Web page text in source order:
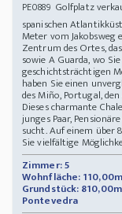
PE0889Golfplatz
spanischen
Meter vom
Zentrum des Ortes,
sowie A Guarda, wo
geschichtsträchtigen
haben Sie einen
des Miño, Portugal,
Dieses charmante
junges Paar,
sucht. Auf einem
Sie vielfältige
Zimmer: 5
Wohnfläche:
Grundstück:
Pontevedra